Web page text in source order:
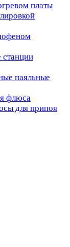
платы
станции
паяльные
флюса
для припоя